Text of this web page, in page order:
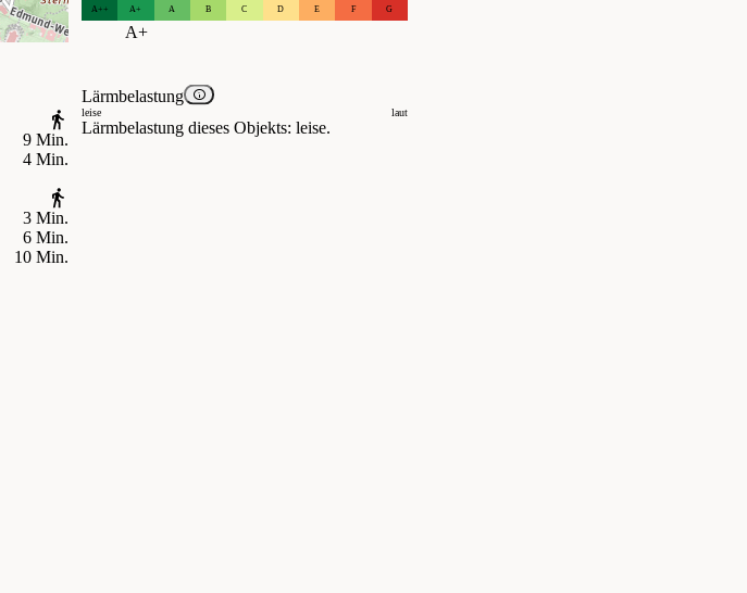
9 Min.
4 Min.
3 Min.
6 Min.
10 Min.
A++ A+ A B C D E F G
A+
Lärmbelastung
leise laut
Lärmbelastung dieses Objekts: leise.